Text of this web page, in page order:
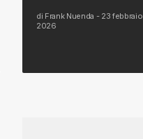
di Frank Nuenda - 23 febbraio
2026